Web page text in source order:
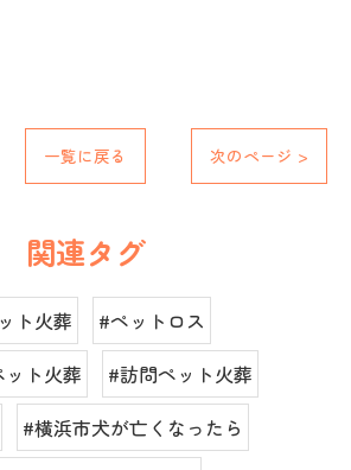
一覧に戻る 次のページ >
関連タグ
ト火葬
#ペットロス
ト火葬
#訪問ペット火葬
#横浜市犬が亡くなったら